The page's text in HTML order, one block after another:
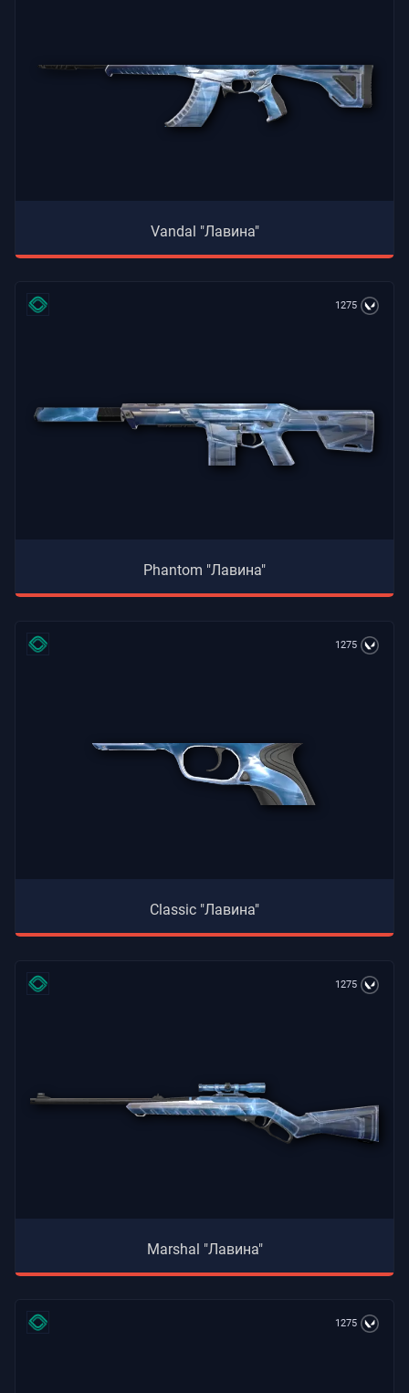
Vandal "Лавина"
1275
Phantom "Лавина"
1275
Classic "Лавина"
1275
Marshal "Лавина"
1275